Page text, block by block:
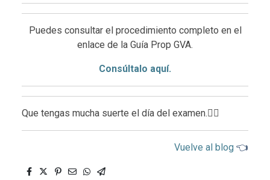
Puedes consultar el procedimiento completo en el
enlace de la Guía Prop GVA.
Consúltalo aquí.
Que tengas mucha suerte el día del examen.👍🏻
Vuelve al blog 👈